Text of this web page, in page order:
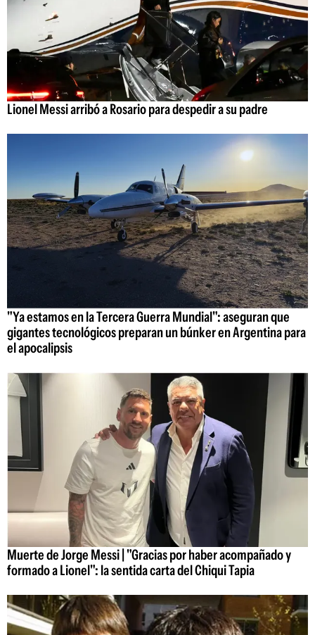
Lionel Messi arribó a Rosario para despedir a su padre
"Ya estamos en la Tercera Guerra Mundial": aseguran que
gigantes tecnológicos preparan un búnker en Argentina para
el apocalipsis
Muerte de Jorge Messi | "Gracias por haber acompañado y
formado a Lionel": la sentida carta del Chiqui Tapia